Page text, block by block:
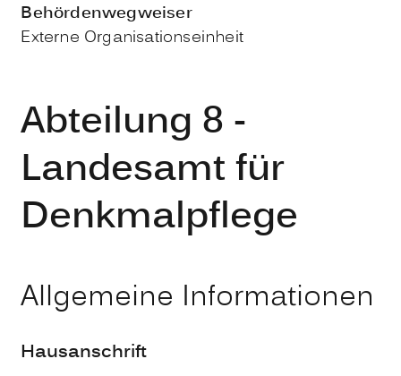
Behördenwegweiser
Externe Organisationseinheit
Abteilung 8 -
Landesamt für
Denkmalpflege
Allgemeine Informationen
Hausanschrift